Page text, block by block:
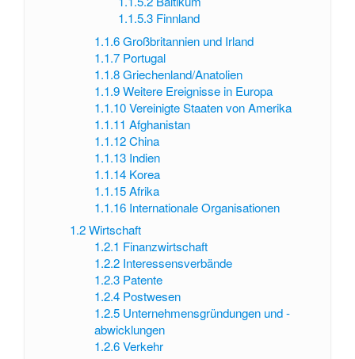
1.1.5.3 Finnland
1.1.6 Großbritannien und Irland
1.1.7 Portugal
1.1.8 Griechenland/Anatolien
1.1.9 Weitere Ereignisse in Europa
1.1.10 Vereinigte Staaten von Amerika
1.1.11 Afghanistan
1.1.12 China
1.1.13 Indien
1.1.14 Korea
1.1.15 Afrika
1.1.16 Internationale Organisationen
1.2 Wirtschaft
1.2.1 Finanzwirtschaft
1.2.2 Interessensverbände
1.2.3 Patente
1.2.4 Postwesen
1.2.5 Unternehmensgründungen und -
abwicklungen
1.2.6 Verkehr